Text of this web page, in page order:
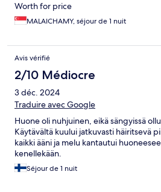
Worth for price
MALAICHAMY, séjour de 1 nuit
Avis vérifié
2/10 Médiocre
3 déc. 2024
Traduire avec Google
Huone oli nuhjuinen, eikä sängyissä
Käytävältä kuului jatkuvasti häiritsevä
kaikki ääni ja melu kantautui
kenellekään.
Séjour de 1 nuit